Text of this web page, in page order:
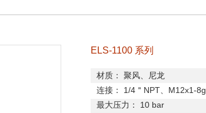
ELS-1100 系列
材质：
聚风、尼龙
连接：
1/4 ＂ NPT M12x1-8g
最大压力：
10 bar